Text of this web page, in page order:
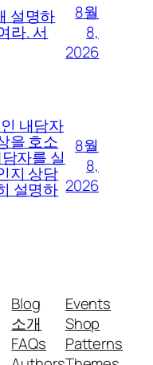
설명하
라. 서
8월
8,
2026
내담자
을 호소
자를 실
지 상담
설명하
8월
8,
2026
Blog
소개
FAQs
Events
Shop
Patterns